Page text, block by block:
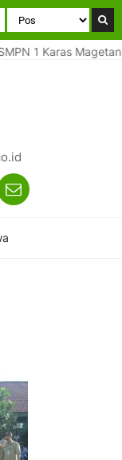
1 Karas Magetan